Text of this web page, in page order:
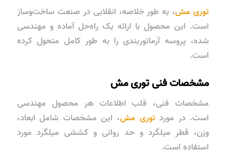
توری مش، به طور خلاصه، انقلابی در صنعت ساخت‌وساز
است. این محصول با ارائه یک راه‌حلآماده و مهندسی
شده، پروسه آرماتوربندی را به طور کامل متحول کرده
است.
مشخصات فنی توری مش
مشخصات فنی، قلب اطلاعات هر محصول مهندسی
است. در مورد توری مش، این مشخصات شامل ابعاد،
وزن، قطر میلگرد وحد روانی و کششیمیلگرد مورد
استفاده است.